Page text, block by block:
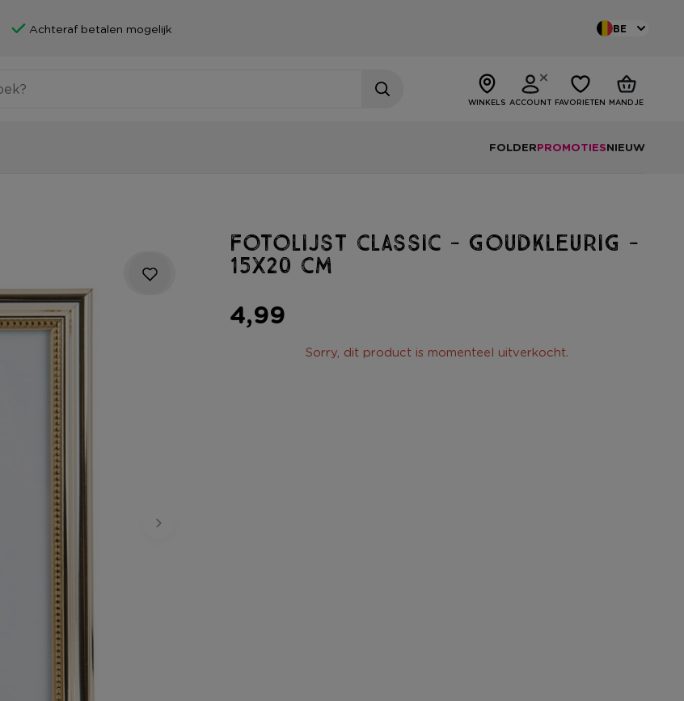
Achteraf betalen mogelijk BE
WINKELS ACCOUNT FAVORIETEN MANDJE
FOLDERPROMOTIESNIEUW
Fotolijst classic - goudkleurig -
15x20 cm
4,99
Sorry, dit product is momenteel uitverkocht.